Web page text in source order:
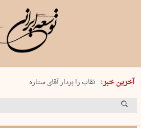
آخرین خبر:
پنجشنبه 15 مرداد 1405 شماره 2243
نقاب را بردار آقای ستاره
کدام فوتبال؟